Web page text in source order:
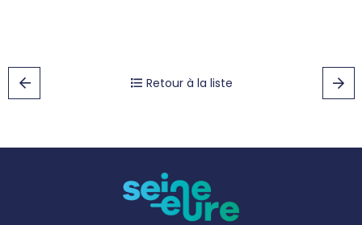
Retour à la liste